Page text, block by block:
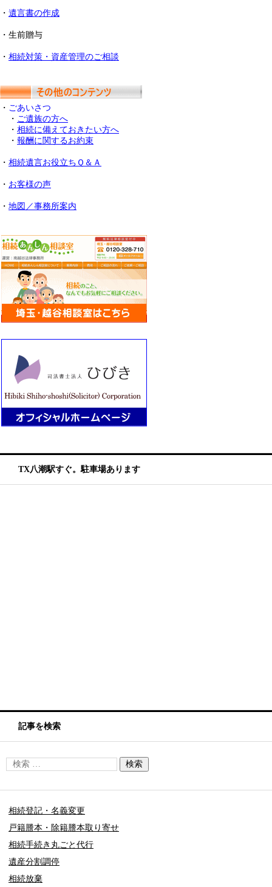
・ 遺言書の作成
・生前贈与
・ 相続対策・資産管理のご相談
・ ごあいさつ
・ ご遺族の方へ
・ 相続に備えておきたい方へ
・ 報酬に関するお約束
・ 相続遺言お役立ちＱ＆Ａ
・ お客様の声
・ 地図／事務所案内
TX八潮駅すぐ。駐車場あります
記事を検索
相続登記・名義変更
戸籍謄本・除籍謄本取り寄せ
相続手続き丸ごと代行
遺産分割調停
相続放棄